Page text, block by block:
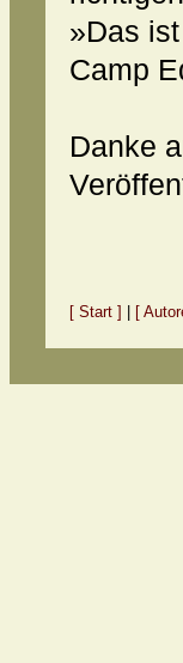
»Das
Camp
Danke
[ Start ] [